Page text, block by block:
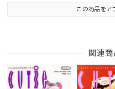
この商品をア
関連商